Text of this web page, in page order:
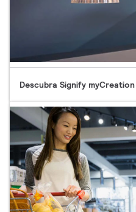
Descubra Signify myCreation